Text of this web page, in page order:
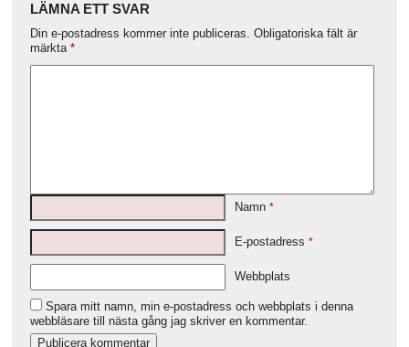
LÄMNA ETT SVAR
Din e-postadress kommer inte publiceras. Obligatoriska fält är
märkta *
Namn *
E-postadress *
Webbplats
Spara mitt namn, min e-postadress och webbplats i denna
webbläsare till nästa gång jag skriver en kommentar.